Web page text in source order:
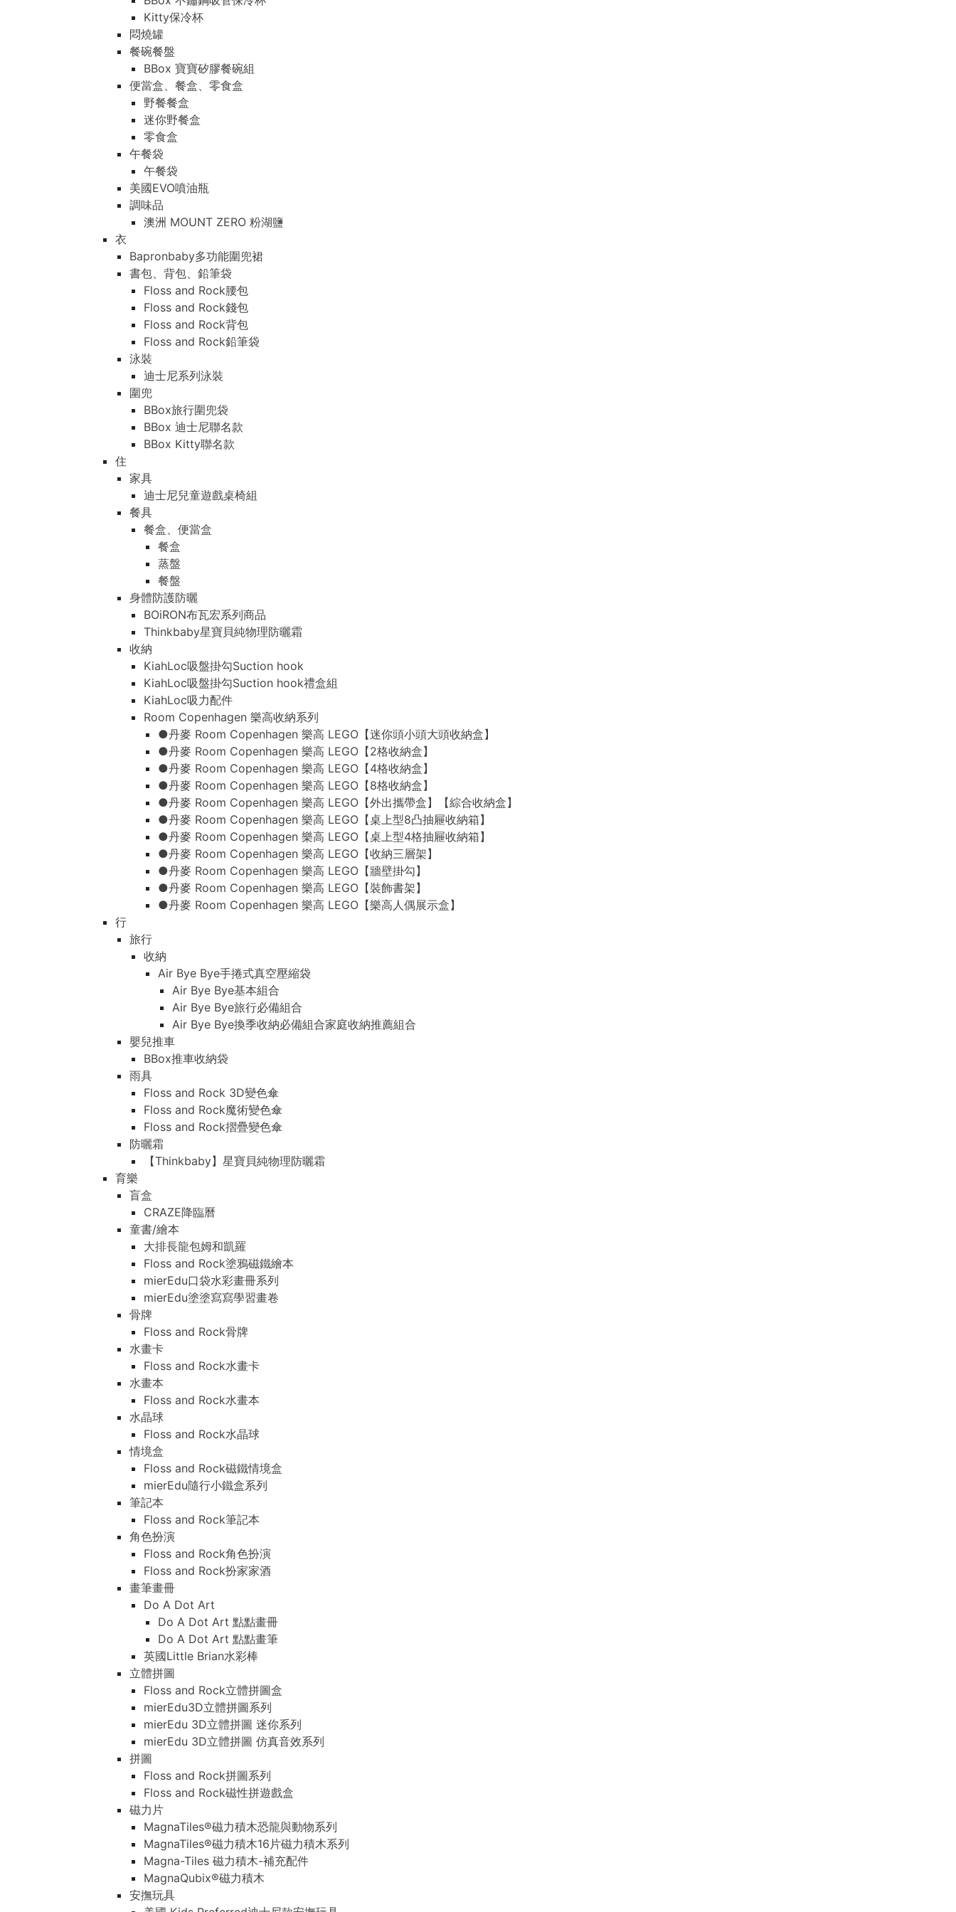
Kitty保冷杯
悶燒罐
餐碗餐盤
BBox 寶寶矽膠餐碗組
便當盒、餐盒、零食盒
野餐餐盒
迷你野餐盒
零食盒
午餐袋
午餐袋
美國EVO噴油瓶
調味品
澳洲 MOUNT ZERO 粉湖鹽
衣
Bapronbaby多功能圍兜裙
書包、背包、鉛筆袋
Floss and Rock腰包
Floss and Rock錢包
Floss and Rock背包
Floss and Rock鉛筆袋
泳裝
迪士尼系列泳裝
圍兜
BBox旅行圍兜袋
BBox 迪士尼聯名款
BBox Kitty聯名款
住
家具
迪士尼兒童遊戲桌椅組
餐具
餐盒、便當盒
餐盒
蒸盤
餐盤
身體防護防曬
BOiRON布瓦宏系列商品
Thinkbaby星寶貝純物理防曬霜
收納
KiahLoc吸盤掛勾Suction hook
KiahLoc吸盤掛勾Suction hook禮盒組
KiahLoc吸力配件
Room Copenhagen 樂高收納系列
●丹麥 Room Copenhagen 樂高 LEGO【迷你頭小頭大頭收納盒】
●丹麥 Room Copenhagen 樂高 LEGO【2格收納盒】
●丹麥 Room Copenhagen 樂高 LEGO【4格收納盒】
●丹麥 Room Copenhagen 樂高 LEGO【8格收納盒】
●丹麥 Room Copenhagen 樂高 LEGO【外出攜帶盒】【綜合收納盒】
●丹麥 Room Copenhagen 樂高 LEGO【桌上型8凸抽屜收納箱】
●丹麥 Room Copenhagen 樂高 LEGO【桌上型4格抽屜收納箱】
●丹麥 Room Copenhagen 樂高 LEGO【收納三層架】
●丹麥 Room Copenhagen 樂高 LEGO【牆壁掛勾】
●丹麥 Room Copenhagen 樂高 LEGO【裝飾書架】
●丹麥 Room Copenhagen 樂高 LEGO【樂高人偶展示盒】
行
旅行
收納
Air Bye Bye手捲式真空壓縮袋
Air Bye Bye基本組合
Air Bye Bye旅行必備組合
Air Bye Bye換季收納必備組合家庭收納推薦組合
嬰兒推車
BBox推車收納袋
雨具
Floss and Rock 3D變色傘
Floss and Rock魔術變色傘
Floss and Rock摺疊變色傘
防曬霜
【Thinkbaby】星寶貝純物理防曬霜
育樂
盲盒
CRAZE降臨曆
童書/繪本
大排長龍包姆和凱羅
Floss and Rock塗鴉磁鐵繪本
mierEdu口袋水彩畫冊系列
mierEdu塗塗寫寫學習畫卷
骨牌
Floss and Rock骨牌
水畫卡
Floss and Rock水畫卡
水畫本
Floss and Rock水畫本
水晶球
Floss and Rock水晶球
情境盒
Floss and Rock磁鐵情境盒
mierEdu隨行小鐵盒系列
筆記本
Floss and Rock筆記本
角色扮演
Floss and Rock角色扮演
Floss and Rock扮家家酒
畫筆畫冊
Do A Dot Art
Do A Dot Art 點點畫冊
Do A Dot Art 點點畫筆
英國Little Brian水彩棒
立體拼圖
Floss and Rock立體拼圖盒
mierEdu3D立體拼圖系列
mierEdu 3D立體拼圖 迷你系列
mierEdu 3D立體拼圖 仿真音效系列
拼圖
Floss and Rock拼圖系列
Floss and Rock磁性拼遊戲盒
磁力片
MagnaTiles®磁力積木恐龍與動物系列
MagnaTiles®磁力積木16片磁力積木系列
Magna-Tiles 磁力積木-補充配件
MagnaQubix®磁力積木
安撫玩具